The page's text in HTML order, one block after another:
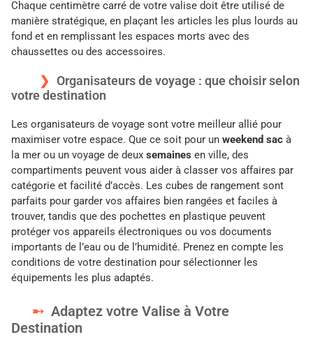
Chaque centimètre carré de votre valise doit être utilisé de
manière stratégique, en plaçant les articles les plus lourds au
fond et en remplissant les espaces morts avec des
chaussettes ou des accessoires.
Organisateurs de voyage : que choisir selon
votre destination
Les organisateurs de voyage sont votre meilleur allié pour
maximiser votre espace. Que ce soit pour un weekend sac à
la mer ou un voyage de deux semaines en ville, des
compartiments peuvent vous aider à classer vos affaires par
catégorie et facilité d’accès. Les cubes de rangement sont
parfaits pour garder vos affaires bien rangées et faciles à
trouver, tandis que des pochettes en plastique peuvent
protéger vos appareils électroniques ou vos documents
importants de l’eau ou de l’humidité. Prenez en compte les
conditions de votre destination pour sélectionner les
équipements les plus adaptés.
Adaptez votre Valise à Votre
Destination